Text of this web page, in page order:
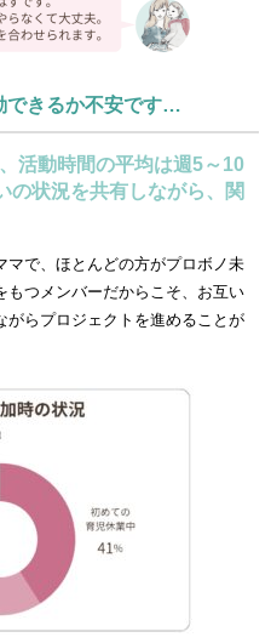
できるか不安です…
活動時間の平均は週5～10
の状況を共有しながら、関
マで、ほとんどの方がプロボノ未
もつメンバーだからこそ、お互い
がらプロジェクトを進めることが